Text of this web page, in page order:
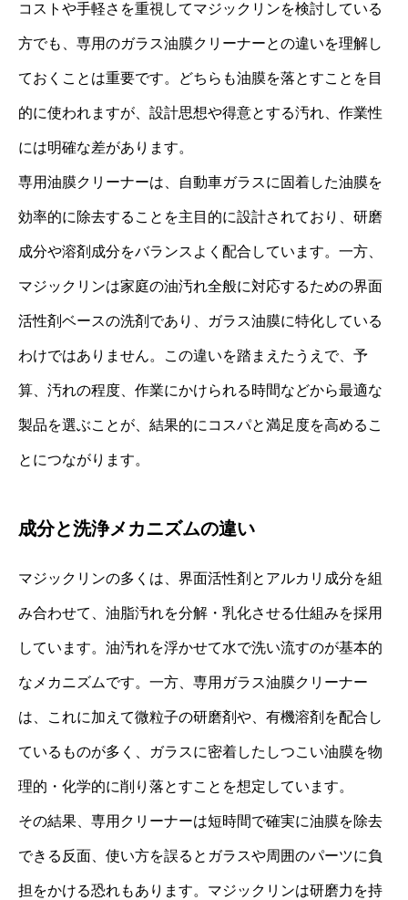
コストや手軽さを重視してマジックリンを検討している
方でも、専用のガラス油膜クリーナーとの違いを理解し
ておくことは重要です。どちらも油膜を落とすことを目
的に使われますが、設計思想や得意とする汚れ、作業性
には明確な差があります。
専用油膜クリーナーは、自動車ガラスに固着した油膜を
効率的に除去することを主目的に設計されており、研磨
成分や溶剤成分をバランスよく配合しています。一方、
マジックリンは家庭の油汚れ全般に対応するための界面
活性剤ベースの洗剤であり、ガラス油膜に特化している
わけではありません。この違いを踏まえたうえで、予
算、汚れの程度、作業にかけられる時間などから最適な
製品を選ぶことが、結果的にコスパと満足度を高めるこ
とにつながります。
成分と洗浄メカニズムの違い
マジックリンの多くは、界面活性剤とアルカリ成分を組
み合わせて、油脂汚れを分解・乳化させる仕組みを採用
しています。油汚れを浮かせて水で洗い流すのが基本的
なメカニズムです。一方、専用ガラス油膜クリーナー
は、これに加えて微粒子の研磨剤や、有機溶剤を配合し
ているものが多く、ガラスに密着したしつこい油膜を物
理的・化学的に削り落とすことを想定しています。
その結果、専用クリーナーは短時間で確実に油膜を除去
できる反面、使い方を誤るとガラスや周囲のパーツに負
担をかける恐れもあります。マジックリンは研磨力を持